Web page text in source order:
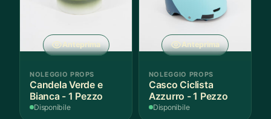
Anteprima
NOLEGGIO PROPS
Candela Verde e
Bianca - 1 Pezzo
Disponibile
Anteprima
NOLEGGIO PROPS
Casco Ciclista
Azzurro - 1 Pezzo
Disponibile